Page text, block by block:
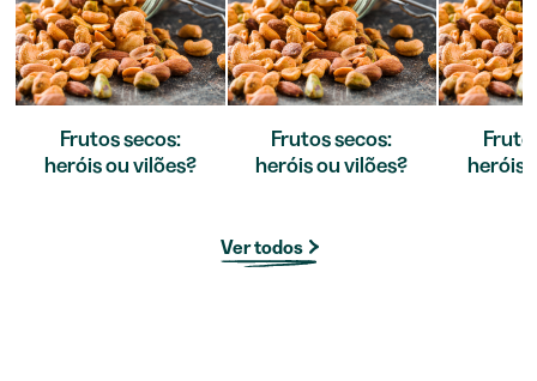
Frutos secos:
heróis ou vilões?
Frutos secos:
heróis ou vilões?
heróis
Ver todos